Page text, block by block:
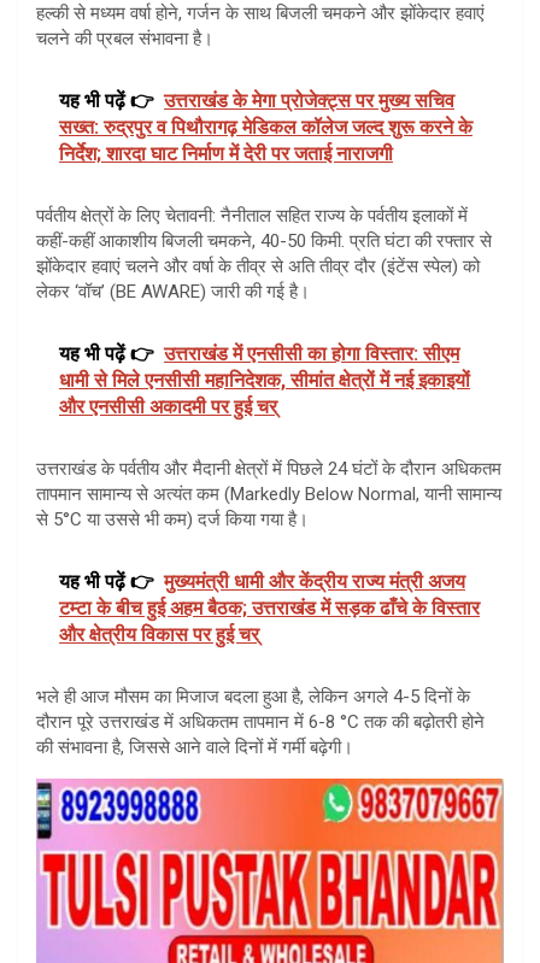
हल्की से मध्यम वर्षा होने, गर्जन के साथ बिजली चमकने और झोंकेदार हवाएं
चलने की प्रबल संभावना है।
यह भी पढ़ें 👉 उत्तराखंड के मेगा प्रोजेक्ट्स पर मुख्य सचिव
सख्त: रुद्रपुर व पिथौरागढ़ मेडिकल कॉलेज जल्द शुरू करने के
निर्देश; शारदा घाट निर्माण में देरी पर जताई नाराजगी
पर्वतीय क्षेत्रों के लिए चेतावनी: नैनीताल सहित राज्य के पर्वतीय इलाकों में
कहीं-कहीं आकाशीय बिजली चमकने, 40-50 किमी. प्रति घंटा की रफ्तार से
झोंकेदार हवाएं चलने और वर्षा के तीव्र से अति तीव्र दौर (इंटेंस स्पेल) को
लेकर ‘वॉच’ (BE AWARE) जारी की गई है।
यह भी पढ़ें 👉 उत्तराखंड में एनसीसी का होगा विस्तार: सीएम
धामी से मिले एनसीसी महानिदेशक, सीमांत क्षेत्रों में नई इकाइयों
और एनसीसी अकादमी पर हुई चर्
उत्तराखंड के पर्वतीय और मैदानी क्षेत्रों में पिछले 24 घंटों के दौरान अधिकतम
तापमान सामान्य से अत्यंत कम (Markedly Below Normal, यानी सामान्य
से 5°C या उससे भी कम) दर्ज किया गया है।
यह भी पढ़ें 👉 मुख्यमंत्री धामी और केंद्रीय राज्य मंत्री अजय
टम्टा के बीच हुई अहम बैठक; उत्तराखंड में सड़क ढाँचे के विस्तार
और क्षेत्रीय विकास पर हुई चर्
भले ही आज मौसम का मिजाज बदला हुआ है, लेकिन अगले 4-5 दिनों के
दौरान पूरे उत्तराखंड में अधिकतम तापमान में 6-8 °C तक की बढ़ोतरी होने
की संभावना है, जिससे आने वाले दिनों में गर्मी बढ़ेगी।